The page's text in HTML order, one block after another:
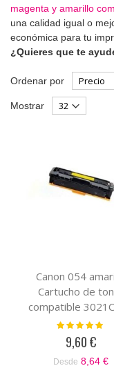
magenta y amarillo
una calidad igual o
económica para tu
¿Quieres que te
Ordenar por
Mostrar
Canon 054
Cartucho de
compatible
Valoración:
9,60 €
Desde 8,64 €